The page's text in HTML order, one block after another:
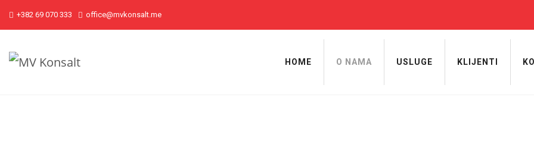
+382 69 070 333 office@mvkonsalt.me
HOME O NAMA USLUGE KLIJENTI